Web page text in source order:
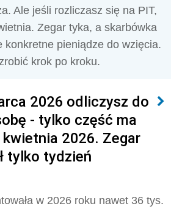
Ale jeśli rozliczasz się na PIT,
Zegar tyka, a skarbówka
konkretne pieniądze do wzięcia.
krok po kroku.
2026 odliczysz do
- tylko część ma
2026. Zegar
tylko tydzień
w 2026 roku nawet 36 tys.